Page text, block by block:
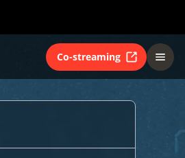
Co-streaming